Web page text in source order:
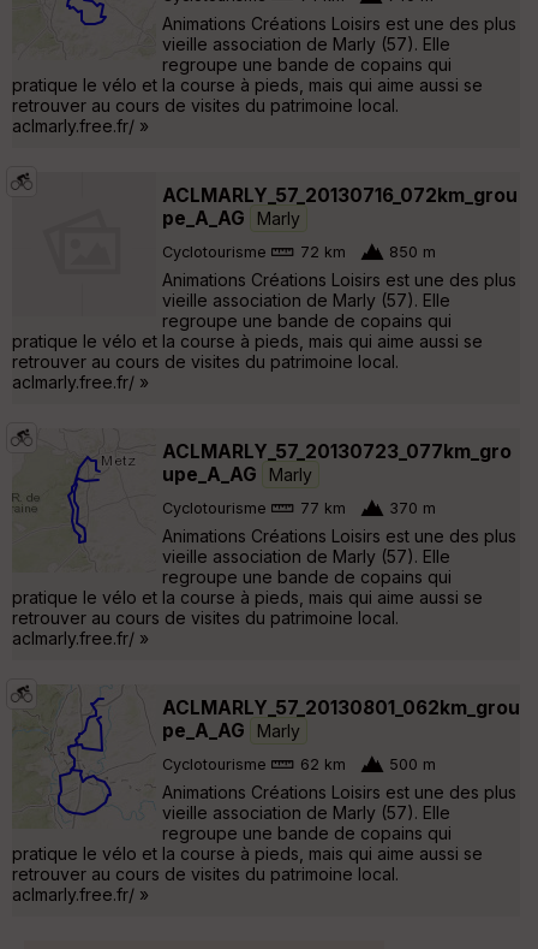
Animations Créations Loisirs est une des plus
vieille association de Marly (57). Elle
regroupe une bande de copains qui
pratique le vélo et la course à pieds, mais qui aime aussi se
retrouver au cours de visites du patrimoine local.
aclmarly.free.fr/ »
ACLMARLY_57_20130716_072km_grou
pe_A_AG
Marly
Cyclotourisme 72 km 850 m
Animations Créations Loisirs est une des plus
vieille association de Marly (57). Elle
regroupe une bande de copains qui
pratique le vélo et la course à pieds, mais qui aime aussi se
retrouver au cours de visites du patrimoine local.
aclmarly.free.fr/ »
ACLMARLY_57_20130723_077km_gro
upe_A_AG
Marly
Cyclotourisme 77 km 370 m
Animations Créations Loisirs est une des plus
vieille association de Marly (57). Elle
regroupe une bande de copains qui
pratique le vélo et la course à pieds, mais qui aime aussi se
retrouver au cours de visites du patrimoine local.
aclmarly.free.fr/ »
ACLMARLY_57_20130801_062km_grou
pe_A_AG
Marly
Cyclotourisme 62 km 500 m
Animations Créations Loisirs est une des plus
vieille association de Marly (57). Elle
regroupe une bande de copains qui
pratique le vélo et la course à pieds, mais qui aime aussi se
retrouver au cours de visites du patrimoine local.
aclmarly.free.fr/ »